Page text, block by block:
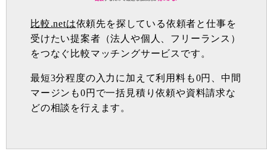
比較.netは依頼先を探している依頼者と仕事を
受けたい提案者（法人や個人、フリーランス）
をつなぐ比較マッチングサービスです。
最短3分程度の入力に加えて利用料も0円、中間
マージンも0円で一括見積り依頼や資料請求な
どの相談を行えます。